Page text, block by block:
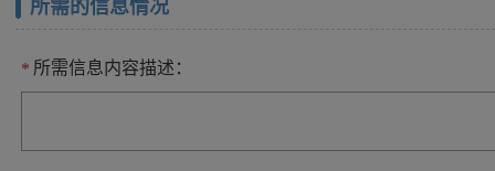
所需的信息情况
* 所需信息内容描述：